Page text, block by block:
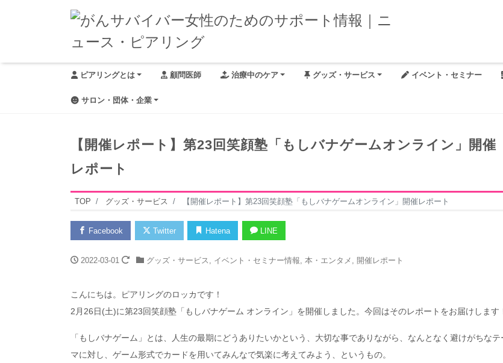
ピアリングとは 顧問医師 治療中のケア グッズ・サービス イベント・セミナー
サロン・団体・企業
【開催レポート】第23回笑顔塾「もしバナゲームオンライン」開催
レポート
TOP グッズ・サービス 【開催レポート】第23回笑顔塾「もしバナゲームオンライン」開催レポート
Facebook Twitter Hatena LINE
2022-03-01 グッズ・サービス イベント・セミナー情報 本・エンタメ 開催レポート
こんにちは。ピアリングのロッカです！
2月26日(土)に第23回笑顔塾「もしバナゲーム オンライン」を開催しました。今回はそのレポートをお届けします
「もしバナゲーム」とは、人生の最期にどうありたいかという、大切な事でありながら、なんとなく避けがちなテ
マに対し、ゲーム形式でカードを用いてみんなで気楽に考えてみよう、というもの。